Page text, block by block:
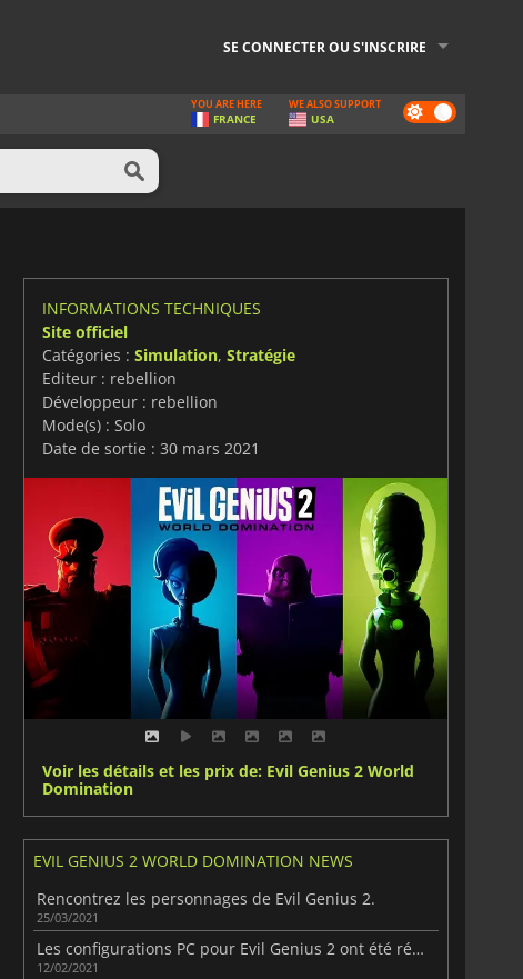
SE CONNECTER OU S'INSCRIRE
Dark
mode
YOU ARE HERE
FRANCE
WE ALSO SUPPORT
USA
INFORMATIONS TECHNIQUES
Site officiel
Catégories : Simulation, Stratégie
Editeur : rebellion
Développeur : rebellion
Mode(s) : Solo
Date de sortie : 30 mars 2021
Voir les détails et les prix de: Evil Genius 2 World
Domination
EVIL GENIUS 2 WORLD DOMINATION NEWS
Rencontrez les personnages de Evil Genius 2.
25/03/2021
Les configurations PC pour Evil Genius 2 ont été révélées
12/02/2021